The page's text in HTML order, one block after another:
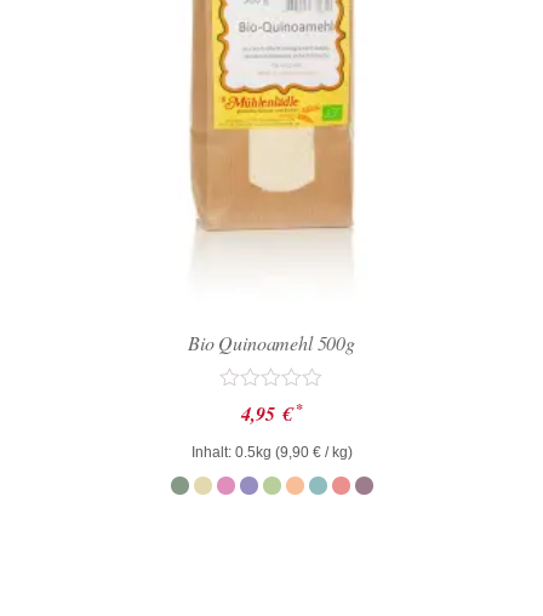
Bio Quinoamehl 500g
Bewertet
mit
0
von
5
4,95 € *
Inhalt: 0.5kg (9,90 €/ kg)